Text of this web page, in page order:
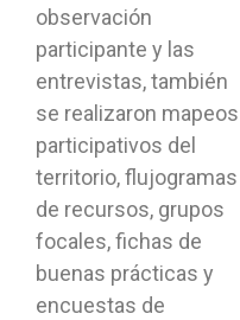
observación
participante y las
entrevistas, también
se realizaron mapeos
participativos del
territorio, flujogramas
de recursos, grupos
focales, fichas de
buenas prácticas y
encuestas de